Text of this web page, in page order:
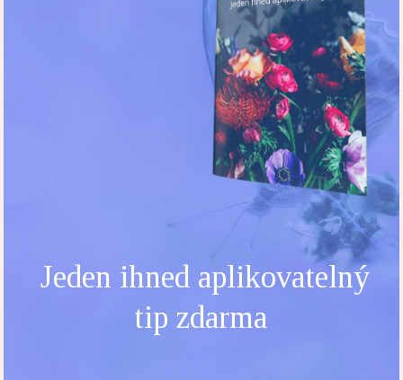
Jeden ihned aplikovatelný
tip zdarma